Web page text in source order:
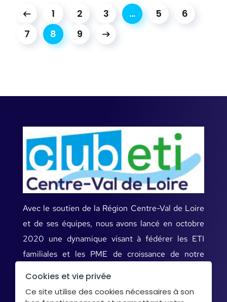
1 2 3 … 5
6
7
8 9
Avec le soutien de la Région Centre-Val de Loire
et de ses équipes, nous avons lancé en octobre
2020 une dynamique visant à fédérer les ETI
familiales et les PME de croissance de notre
Cookies et vie privée
Ce site utilise des cookies nécessaires à son